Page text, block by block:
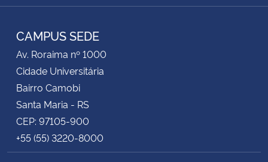
discentes do curso de Bacharelado em História, que
chapas para comporem a Coordenação do Curso,
para o termo 2023 a 2025, nos moldes do edital
supra.
RSS
CAMPUS SEDE
Av. Roraima nº 1000
Cidade Universitária
Bairro Camobi
Santa Maria - RS
CEP: 97105-900
+55 (55) 3220-8000